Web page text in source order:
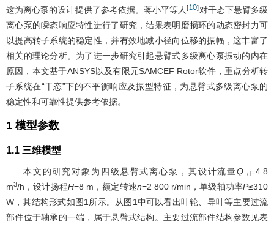
这为离心泵的设计提供了参考依据。蒋小平等人[10]对干态下悬臂多级
离心泵的瞬态响应特性进行了研究，结果表明磨损环的动态密封力可
以提高转子系统的稳定性，并有效地减小径向位移的振幅，这丰富了
相关的理论分析。为了进一步研究引起悬臂式多级离心泵振动的内在
原因，本文基于ANSYS以及有限元SAMCEF Rotor软件，重点分析转
子系统在“干态”下的不平衡响应及振型特征，为悬臂式多级离心泵的
稳定性和可靠性提供参考依据。
1 模型参数
1.1 三维模型
本文的研究对象为四级悬臂式离心泵，其设计流量Q d=4.8
m3/h，设计扬程H=8 m，额定转速n=2 800 r/min，单级轴功率P≤310
W，其结构形式如图1 所示。从 图1中可以看出叶轮、导叶等主要过流
部件位于轴承的一端，属于悬臂式结构。主要过流部件结构参数见表